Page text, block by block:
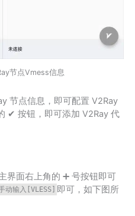
节点Vmess信息
节点信息，即可配置 V2Ray
✔ 按钮，即可添加 V2Ray 代
界面右上角的 ➕ 号按钮即可
动输入[VLESS] 即可，如下图所